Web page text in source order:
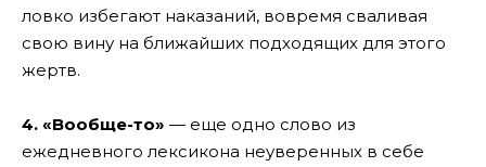
ловко избегают наказаний, вовремя сваливая
свою вину на ближайших подходящих для этого
жертв.
4. «Вообще-то» — еще одно слово из
ежедневного лексикона неуверенных в себе